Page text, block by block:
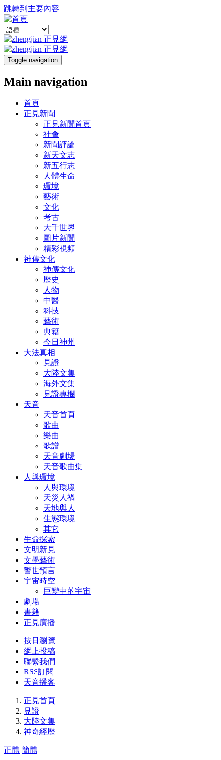
跳轉到主要內容
Toggle navigation
Main navigation
首頁
正見新聞
正見新聞首頁
社會
新聞評論
新天文志
新五行志
人體生命
環境
藝術
文化
考古
大千世界
圖片新聞
精彩視頻
神傳文化
神傳文化
歷史
人物
中醫
科技
藝術
典籍
今日神州
大法真相
見證
大陸文集
海外文集
見證專欄
天音
天音首頁
歌曲
樂曲
歌譜
天音劇場
天音歌曲集
人與環境
人與環境
天災人禍
天地與人
生態環境
其它
生命探索
文明新見
文學藝術
警世預言
宇宙時空
巨變中的宇宙
劇場
書籍
正見廣播
按日瀏覽
網上投稿
聯繫我們
RSS訂閱
天音播客
正見首頁
見證
大陸文集
神奇經歷
正體 簡體